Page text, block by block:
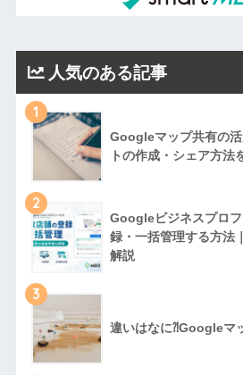
人気のある記事
1
Googleマップ共有の
トの作成・シェア方法
2
Googleビジネスプロ
録・一括管理する方法
解説
3
違いはなに⁈Googleマ